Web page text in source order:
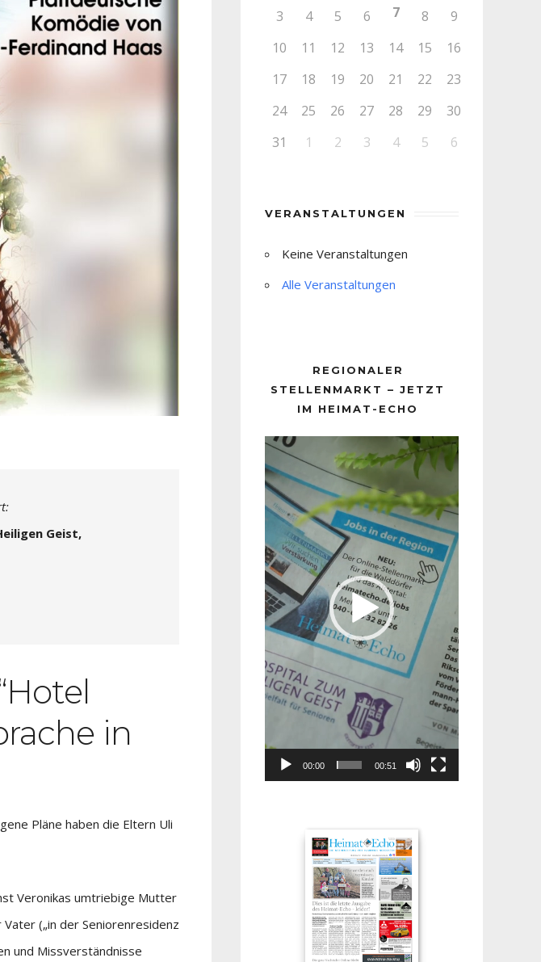
Geist,
in
Pläne haben die Eltern Uli
Veronikas umtriebige Mutter
(„in der Seniorenresidenz
und Missverständnisse
3
4 5 6 7 8
9
10
11 12 13 14 15
16
17
18 19 20 21 22
23
24
25 26 27 28 29
30
31
1 2 3 4 5 6
VERANSTALTUNGEN
Keine Veranstaltungen
Alle Veranstaltungen
REGIONALER
STELLENMARKT – JETZT
IM HEIMAT-ECHO
Player
00:00 00:51